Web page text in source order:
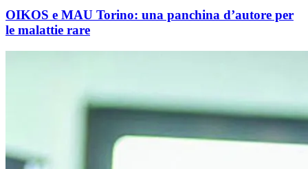
OIKOS e MAU Torino: una panchina d’autore per
le malattie rare